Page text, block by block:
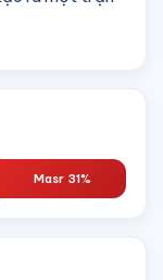
Masr 31%